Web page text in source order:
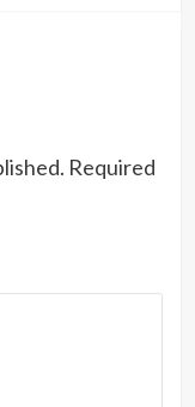
Required